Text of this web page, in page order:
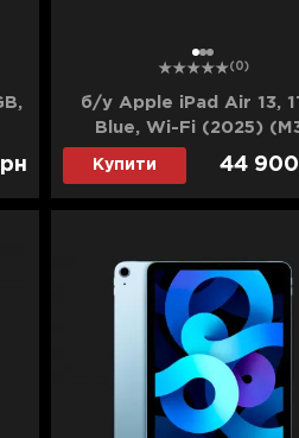
12
(0)
б/у Apple iPad Air 13,
Blue, Wi-Fi (2025)
(MCQ14)
Купити 44 900